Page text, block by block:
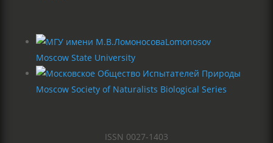
Lomonosov
Moscow State University
Moscow Society of Naturalists Biological Series
ISSN 0027-1403